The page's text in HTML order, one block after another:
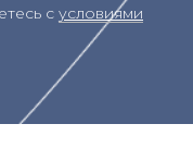
с условиями